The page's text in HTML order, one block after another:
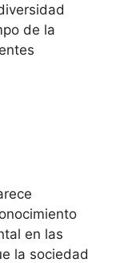
de la
en las
la sociedad